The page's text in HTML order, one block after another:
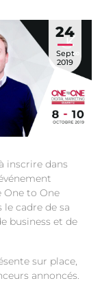
24
Sept
2019
inscrire dans
One to One
cadre de sa
business et de
sur place,
annoncés.